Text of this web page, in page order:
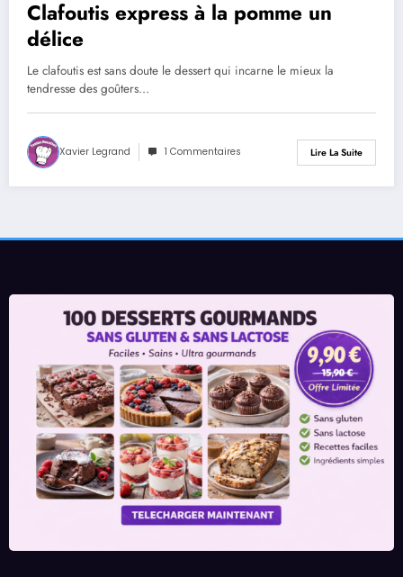
Clafoutis express à la pomme un
délice
Le clafoutis est sans doute le dessert qui incarne le mieux la
tendresse des goûters…
Xavier Legrand 1 Commentaires Lire La Suite